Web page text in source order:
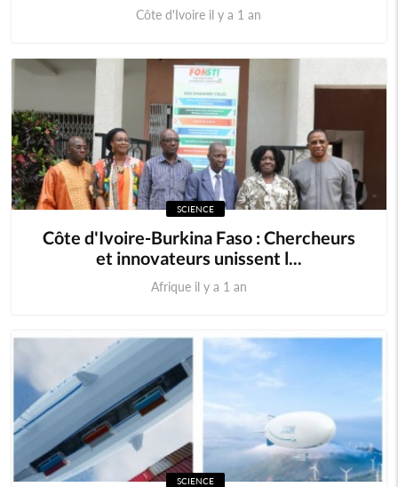
Côte d'Ivoire il y a 1 an
SCIENCE
Côte d'Ivoire-Burkina Faso : Chercheurs
et innovateurs unissent l...
Afrique il y a 1 an
SCIENCE